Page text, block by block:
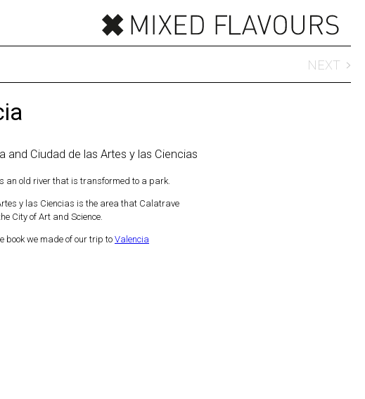
NEXT
and Ciudad de las Artes y las Ciencias
an old river that is transformed to a park.
y las Ciencias is the area that Calatrave
City of Art and Science.
book we made of our trip to Valencia